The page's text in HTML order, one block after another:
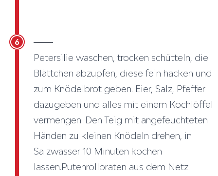
6
Petersilie waschen, trocken schütteln, die
Blättchen abzupfen, diese fein hacken und
zum Knödelbrot geben. Eier, Salz, Pfeffer
dazugeben und alles mit einem Kochlöffel
vermengen. Den Teig mit angefeuchteten
Händen zu kleinen Knödeln drehen, in
Salzwasser 10 Minuten kochen
lassen.Putenrollbraten aus dem Netz